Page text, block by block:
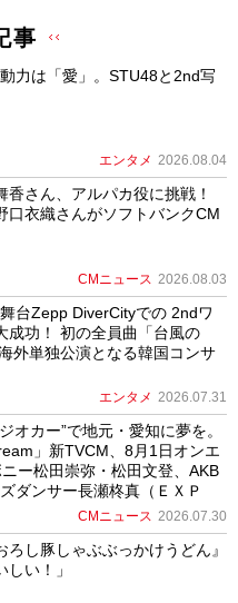
事
力は「愛」。STU48と2nd写
エンタメ 2026.08.04
香さん、アルパカ役に挑戦！
口衣織さんがソフトバンクCM
CMニュース 2026.08.03
台Zepp DiverCityでの 2ndワ
成功！ 初の全員曲「台風の
外単独公演となる韓国コンサ
エンタメ 2026.07.31
オカー”で地元・愛知に夢を。
」新TVCM、8月1日オンエ
ー松田崇弥・松田文登、AKB
ダンサー長瀬柊真（ＥＸＰ
CMニュース 2026.07.30
ろし豚しゃぶぶっかけうどん』
い！」